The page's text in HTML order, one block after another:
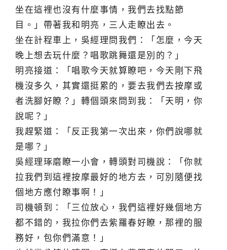
坐在這裡也沒有什麼事情，我們去找點節
目。」帶著我和明亮，三人走瞭出去。
坐在計程車上，吳經理問我們：「怎麼，今天
晚上想去玩什麼？唱歌跳舞還是別的？」
明亮接道：「唱歌今天就算瞭吧，今天剛下飛
機沒多久，其實還挺累的，要去我們去按摩或
者洗腳好瞭？」轉個頭來問到我：「天明，你
說呢？」
我趕緊道：「反正我第一次出來，你們說哪就
是哪？」
吳經理琢磨瞭一小會，轉頭對司機說：「你就
拉我們到這裡按摩最好的地方去，可別隨便找
個地方應付瞭事啊！」
司機頓到：「三位放心，我們這裡好幾個地方
都不錯的，我拉你們去紫羅春好瞭，那裡的服
務好，包你們滿意！」